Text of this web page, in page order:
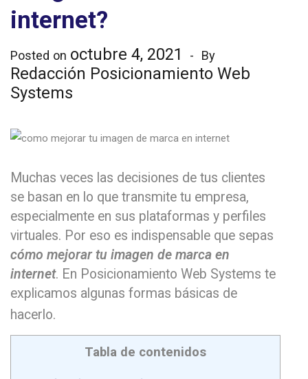
internet?
Posted on octubre 4, 2021 By
Redacción Posicionamiento Web
Systems
Muchas veces las decisiones de tus clientes
se basan en lo que transmite tu empresa,
especialmente en sus plataformas y perfiles
virtuales. Por eso es indispensable que sepas
cómo mejorar tu imagen de marca en
internet. En Posicionamiento Web Systems te
explicamos algunas formas básicas de
hacerlo.
Tabla de contenidos